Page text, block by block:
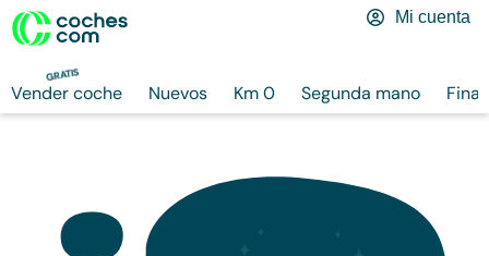
GRATIS
Vender coche Nuevos Km 0 Segunda mano
Mi cuenta